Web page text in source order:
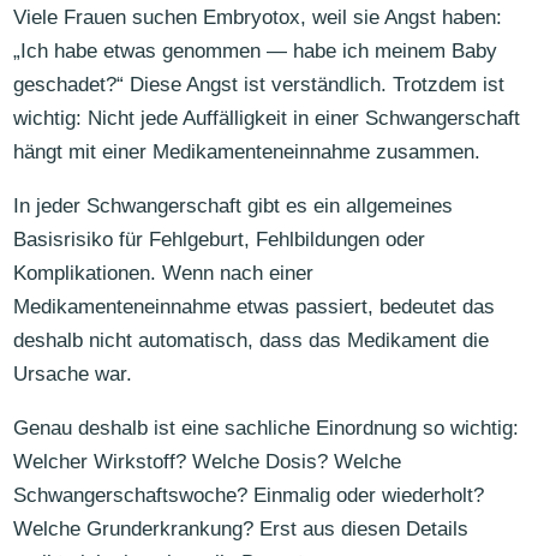
Viele Frauen suchen Embryotox, weil sie Angst haben:
„Ich habe etwas genommen — habe ich meinem Baby
geschadet?“ Diese Angst ist verständlich. Trotzdem ist
wichtig: Nicht jede Auffälligkeit in einer Schwangerschaft
hängt mit einer Medikamenteneinnahme zusammen.
In jeder Schwangerschaft gibt es ein allgemeines
Basisrisiko für Fehlgeburt, Fehlbildungen oder
Komplikationen. Wenn nach einer
Medikamenteneinnahme etwas passiert, bedeutet das
deshalb nicht automatisch, dass das Medikament die
Ursache war.
Genau deshalb ist eine sachliche Einordnung so wichtig:
Welcher Wirkstoff? Welche Dosis? Welche
Schwangerschaftswoche? Einmalig oder wiederholt?
Welche Grunderkrankung? Erst aus diesen Details